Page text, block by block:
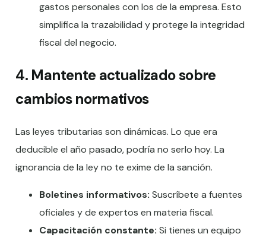
gastos personales con los de la empresa. Esto
simplifica la trazabilidad y protege la integridad
fiscal del negocio.
4. Mantente actualizado sobre
cambios normativos
Las leyes tributarias son dinámicas. Lo que era
deducible el año pasado, podría no serlo hoy. La
ignorancia de la ley no te exime de la sanción.
Boletines informativos: Suscríbete a fuentes
oficiales y de expertos en materia fiscal.
Capacitación constante: Si tienes un equipo